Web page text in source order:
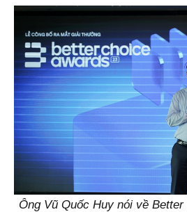
Ông Vũ Quốc Huy nói về